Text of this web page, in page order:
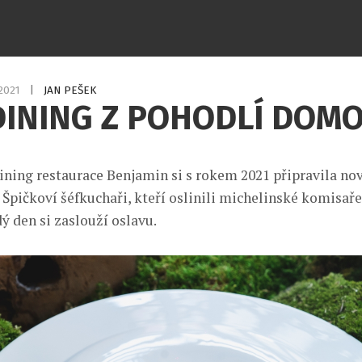
JAN PEŠEK
Z POHODLÍ
restaurace Benjamin si s rokem 2021 připravila
Špičkoví šéfkuchaři, kteří oslinili michelinské
den si zaslouží oslavu.